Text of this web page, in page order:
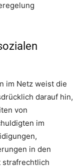
im Netz weist die
darauf hin,
von
im
in den
strafrechtlich